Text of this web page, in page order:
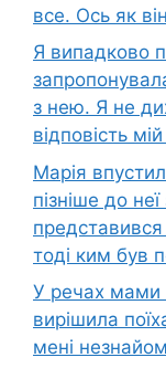
все. Ось як
Я випадково
з нею. Я не
відповість
Марія
пізніше до
тоді ким був
У речах мами
вирішила
мені